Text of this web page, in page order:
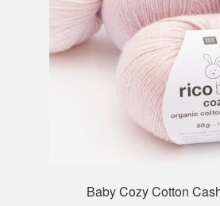
Baby Cozy Cotton